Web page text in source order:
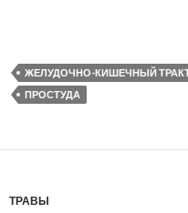
ЖЕЛУДОЧНО-КИШЕЧНЫЙ
ПРОСТУДА
ТРАВЫ